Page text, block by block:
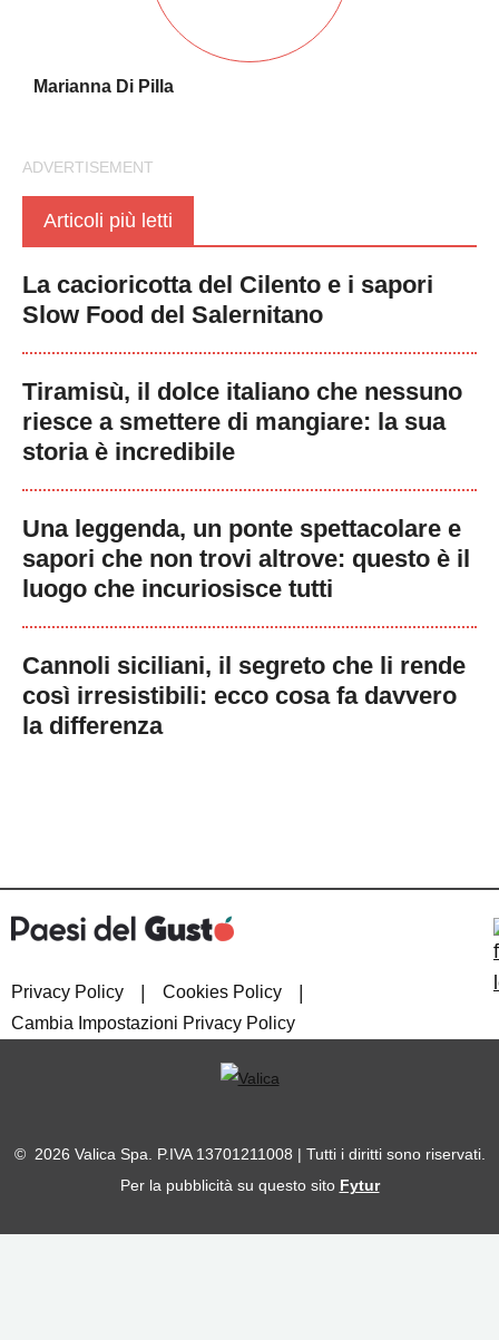
Marianna Di Pilla
Articoli più letti
La cacioricotta del Cilento e i sapori
Slow Food del Salernitano
Tiramisù, il dolce italiano che nessuno
riesce a smettere di mangiare: la sua
storia è incredibile
Una leggenda, un ponte spettacolare e
sapori che non trovi altrove: questo è il
luogo che incuriosisce tutti
Cannoli siciliani, il segreto che li rende
così irresistibili: ecco cosa fa davvero
la differenza
Privacy Policy | Cookies Policy |
Cambia Impostazioni Privacy Policy
© 2026 Valica Spa. P.IVA 13701211008 | Tutti i diritti sono riservati.
Per la pubblicità su questo sito Fytur